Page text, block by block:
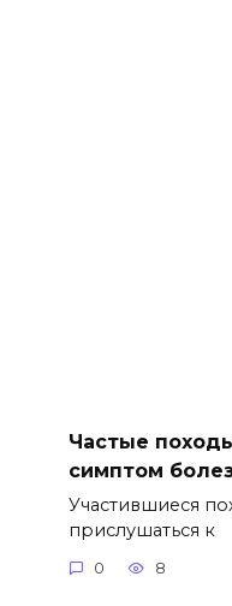
Частые
симптом
Участившиеся
прислушаться к
0 8